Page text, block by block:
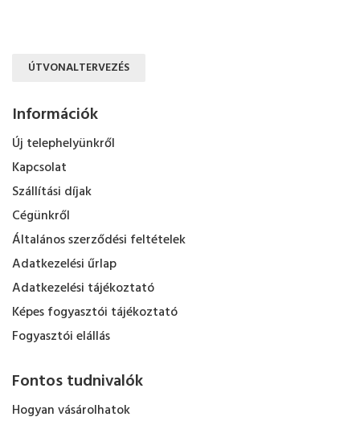
ÚTVONALTERVEZÉS
Információk
Új telephelyünkről
Kapcsolat
Szállítási díjak
Cégünkről
Általános szerződési feltételek
Adatkezelési űrlap
Adatkezelési tájékoztató
Képes fogyasztói tájékoztató
Fogyasztói elállás
Fontos tudnivalók
Hogyan vásárolhatok